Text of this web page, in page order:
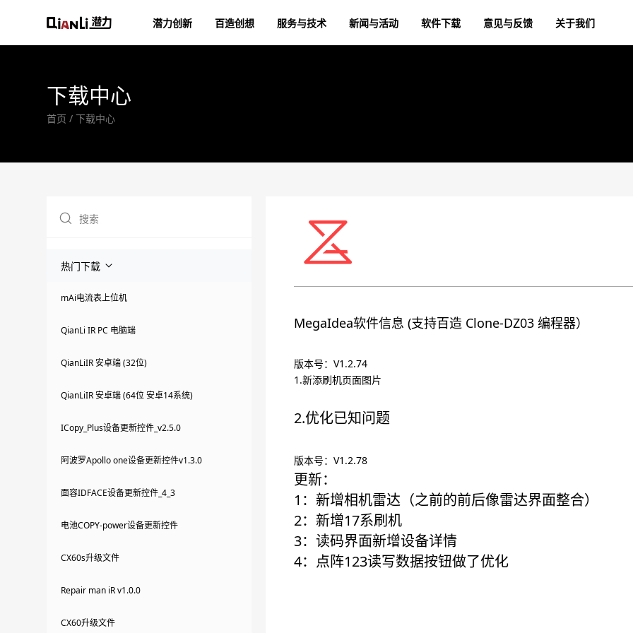
潜力创新 百造创想 服务与技术 新闻与活动 软件下载 意见与反馈 关于我们
下载中心
首页 下载中心
热门下载
mAi电流表上位机
QianLi IR PC 电脑端
QianLiIR 安卓端 (32位)
QianLiIR 安卓端 (64位 安卓14系统)
ICopy_Plus设备更新控件_v2.5.0
阿波罗Apollo one设备更新控件v1.3.0
面容IDFACE设备更新控件_4_3
电池COPY-power设备更新控件
CX60s升级文件
Repair man iR v1.0.0
CX60升级文件
MegaIdea软件信息 (支持百造 Clone-DZ03 编程器）
版本号：V1.2.74
1.新添刷机页面图片
2.优化已知问题
版本号：V1.2.78
更新：
1：新增相机雷达（之前的前后像雷达界面整合）
2：新增17系刷机
3：读码界面新增设备详情
4： 点阵123读写数据按钮做了优化